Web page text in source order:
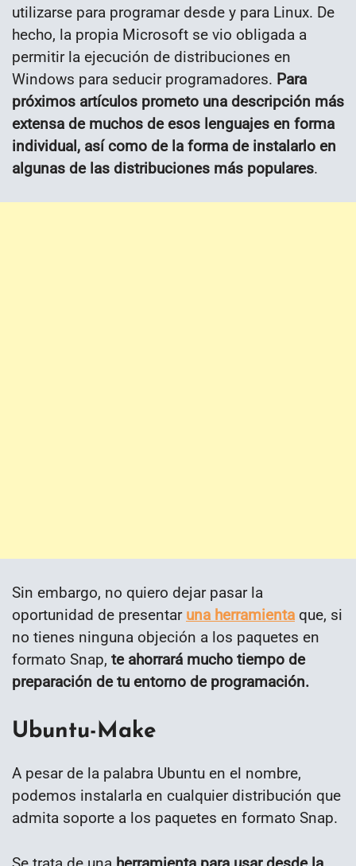
utilizarse para programar desde y para Linux. De
hecho, la propia Microsoft se vio obligada a
permitir la ejecución de distribuciones en
Windows para seducir programadores. Para
próximos artículos prometo una descripción más
extensa de muchos de esos lenguajes en forma
individual, así como de la forma de instalarlo en
algunas de las distribuciones más populares.
Sin embargo, no quiero dejar pasar la
oportunidad de presentar una herramienta que, si
no tienes ninguna objeción a los paquetes en
formato Snap, te ahorrará mucho tiempo de
preparación de tu entorno de programación.
Ubuntu-Make
A pesar de la palabra Ubuntu en el nombre,
podemos instalarla en cualquier distribución que
admita soporte a los paquetes en formato Snap.